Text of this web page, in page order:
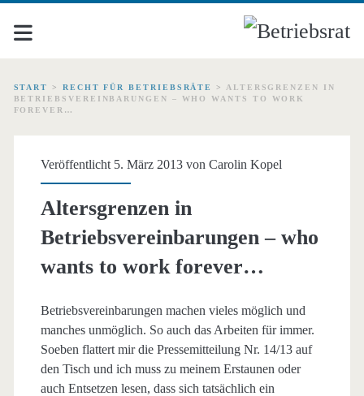
START > RECHT FÜR BETRIEBSRÄTE > ALTERSGRENZEN IN
BETRIEBSVEREINBARUNGEN – WHO WANTS TO WORK
FOREVER…
Veröffentlicht 5. März 2013 von Carolin Kopel
Altersgrenzen in
Betriebsvereinbarungen – who
wants to work forever…
Betriebsvereinbarungen machen vieles möglich und
manches unmöglich. So auch das Arbeiten für immer.
Soeben flattert mir die Pressemitteilung Nr. 14/13 auf
den Tisch und ich muss zu meinem Erstaunen oder
auch Entsetzen lesen, dass sich tatsächlich ein